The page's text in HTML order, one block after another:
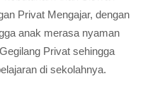
Privat Mengajar, dengan
anak merasa nyaman
Privat sehingga
di sekolahnya.